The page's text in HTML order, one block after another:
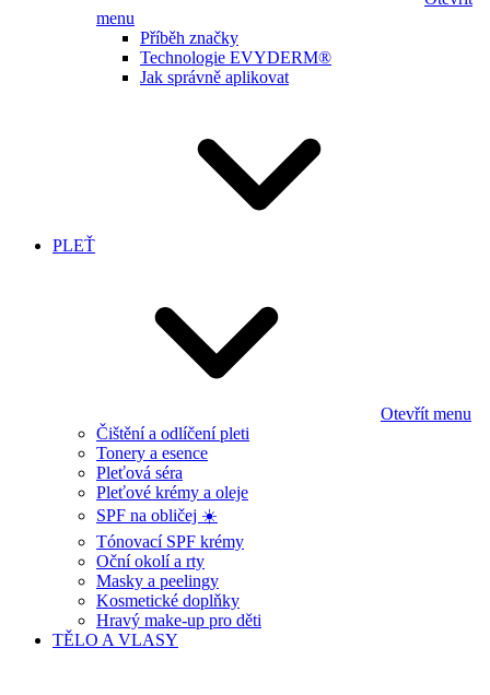
menu
Příběh značky
Technologie EVYDERM®
Jak správně aplikovat
PLEŤ
Otevřít menu
Čištění a odlíčení pleti
Tonery a esence
Pleťová séra
Pleťové krémy a oleje
SPF na obličej ☀️
Tónovací SPF krémy
Oční okolí a rty
Masky a peelingy
Kosmetické doplňky
Hravý make-up pro děti
TĚLO A VLASY